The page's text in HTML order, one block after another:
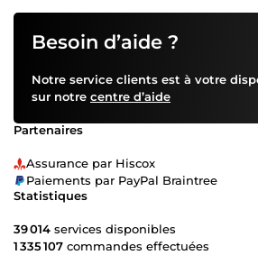
Besoin d’aide ?
Notre service clients est à votre
sur notre centre d’aide
Partenaires
Assurance par Hiscox
Paiements par PayPal Braintree
Statistiques
39 014 services disponibles
1 335 107 commandes effectuées